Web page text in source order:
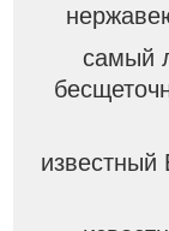
самый
известный